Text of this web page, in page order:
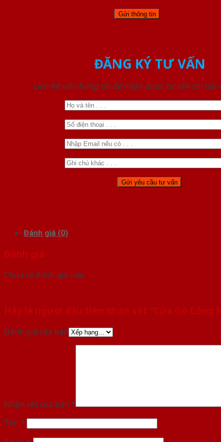
ĐĂNG KÝ TƯ VẤN
Liên hệ với chúng tôi để nhận được tư vấn chi tiết
Đánh giá (0)
Đánh giá
Chưa có đánh giá nào.
Hãy là người đầu tiên nhận xét “Cửa Gỗ Công
Đánh giá của bạn
Nhận xét của bạn *
Tên *